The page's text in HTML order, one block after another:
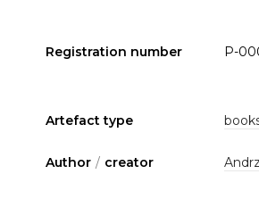
Registration number P-
Artefact type
Author / creator